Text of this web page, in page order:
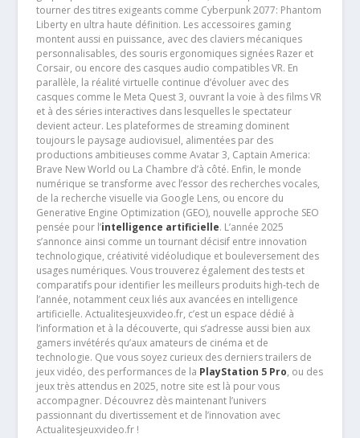
tourner des titres exigeants comme Cyberpunk 2077: Phantom
Liberty en ultra haute définition. Les accessoires gaming
montent aussi en puissance, avec des claviers mécaniques
personnalisables, des souris ergonomiques signées Razer et
Corsair, ou encore des casques audio compatibles VR. En
parallèle, la réalité virtuelle continue d’évoluer avec des
casques comme le Meta Quest 3, ouvrant la voie à des films VR
et à des séries interactives dans lesquelles le spectateur
devient acteur. Les plateformes de streaming dominent
toujours le paysage audiovisuel, alimentées par des
productions ambitieuses comme Avatar 3, Captain America:
Brave New World ou La Chambre d’à côté. Enfin, le monde
numérique se transforme avec l’essor des recherches vocales,
de la recherche visuelle via Google Lens, ou encore du
Generative Engine Optimization (GEO), nouvelle approche SEO
pensée pour l’intelligence artificielle. L’année 2025
s’annonce ainsi comme un tournant décisif entre innovation
technologique, créativité vidéoludique et bouleversement des
usages numériques. Vous trouverez également des tests et
comparatifs pour identifier les meilleurs produits high-tech de
l’année, notamment ceux liés aux avancées en intelligence
artificielle. Actualitesjeuxvideo.fr, c’est un espace dédié à
l’information et à la découverte, qui s’adresse aussi bien aux
gamers invétérés qu’aux amateurs de cinéma et de
technologie. Que vous soyez curieux des derniers trailers de
jeux vidéo, des performances de la PlayStation 5 Pro, ou des
jeux très attendus en 2025, notre site est là pour vous
accompagner. Découvrez dès maintenant l’univers
passionnant du divertissement et de l’innovation avec
Actualitesjeuxvideo.fr !